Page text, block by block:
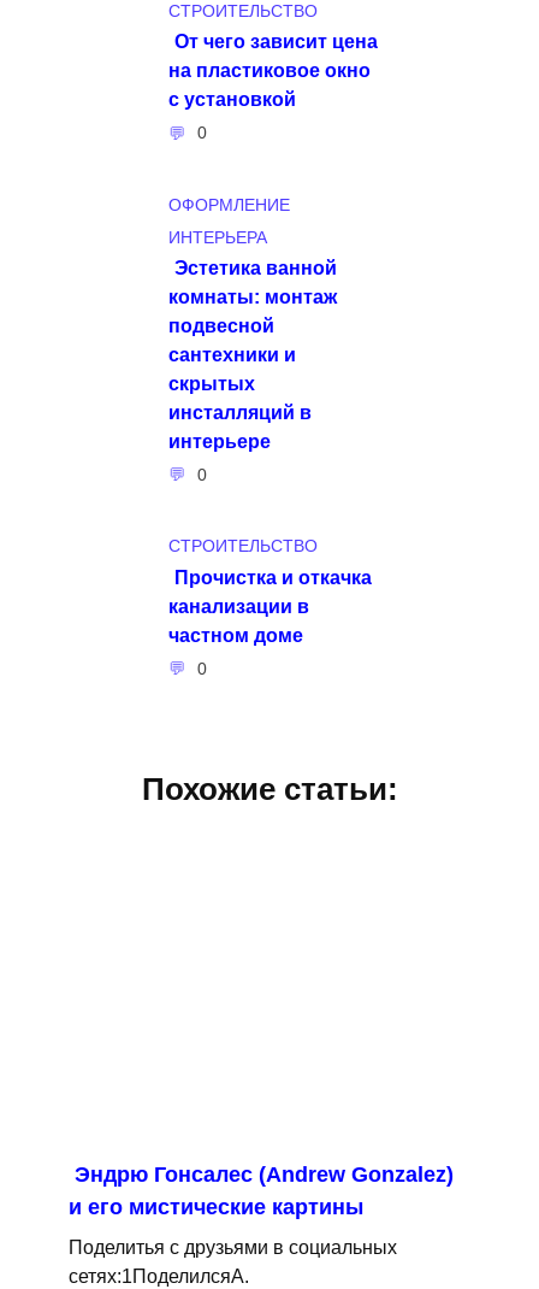
СТРОИТЕЛЬСТВО
От чего зависит цена
на пластиковое окно
с установкой
0
ОФОРМЛЕНИЕ
ИНТЕРЬЕРА
Эстетика ванной
комнаты: монтаж
подвесной
сантехники и
скрытых
инсталляций в
интерьере
0
СТРОИТЕЛЬСТВО
Прочистка и откачка
канализации в
частном доме
0
Похожие статьи:
Эндрю Гонсалес (Andrew Gonzalez)
и его мистические картины
Поделитья с друзьями в социальных
сетях:1ПоделилсяA.